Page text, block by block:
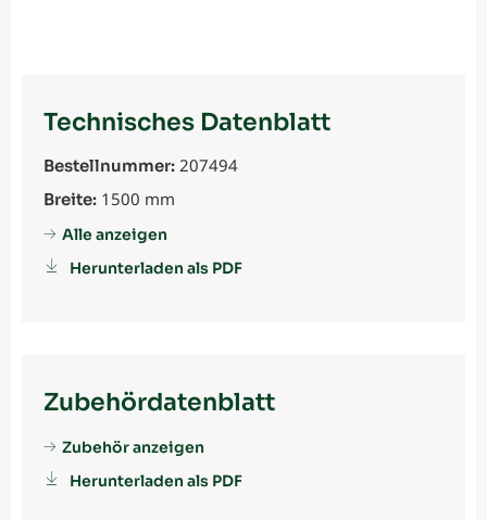
Technisches Datenblatt
Bestellnummer: 207494
Breite: 1500 mm
Alle anzeigen
Herunterladen als PDF
Zubehördatenblatt
Zubehör anzeigen
Herunterladen als PDF